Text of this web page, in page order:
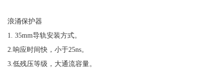
浪涌保护器
1. 35mm导轨安装方式。
2.响应时间快，小于25ns。
3.低残压等级，大通流容量。